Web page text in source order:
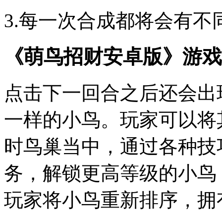
3.每一次合成都将会有不
《萌鸟招财安卓版》游
点击下一回合之后还会
一样的小鸟。玩家可以
时鸟巢当中，通过各种
务，解锁更高等级的小
玩家将小鸟重新排序，